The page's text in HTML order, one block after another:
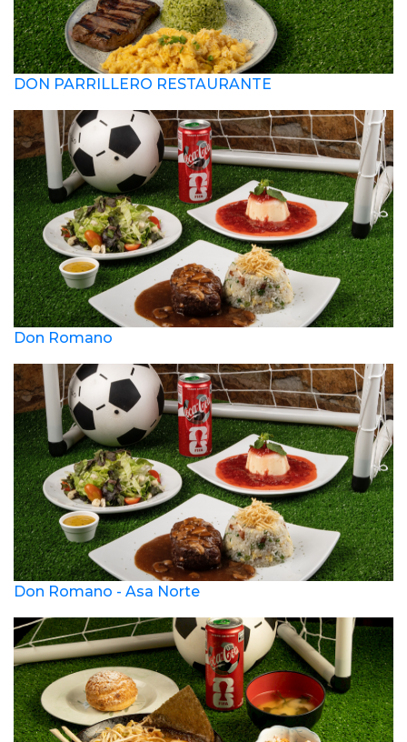
DON PARRILLERO RESTAURANTE
Don Romano
Don Romano - Asa Norte